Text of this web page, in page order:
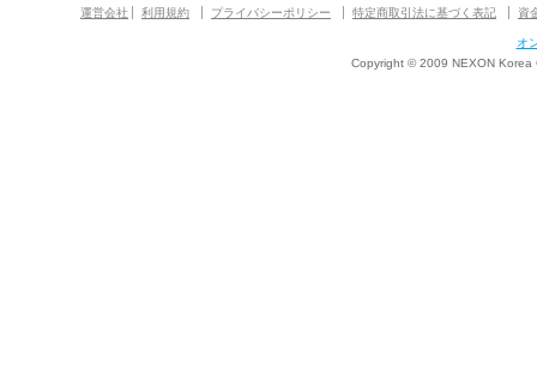
運営会社 利用規約 プライバシーポリシー 特定商取引法に基づく表記 資
オ
Copyright © 2009 NEXON Korea